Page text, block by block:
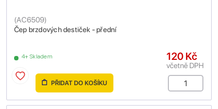
Čep brzdových destiček - přední
(AC6509)
4+ Skladem 120 Kč
včetně DPH
PŘIDAT DO KOŠÍKU